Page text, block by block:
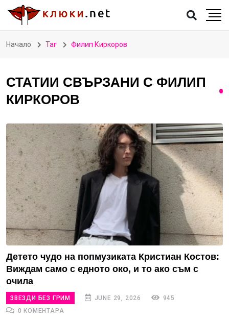
Начало Таг Филип Киркоров
СТАТИИ СВЪРЗАНИ С ФИЛИП
КИРКОРОВ
Детето чудо на попмузиката Кристиан Костов:
Виждам само с едното око, и то ако съм с
очила
ЗВЕЗДИ БЕЗ ГРИМ JUNE 29, 2026
945
0 КОМЕНТАРА